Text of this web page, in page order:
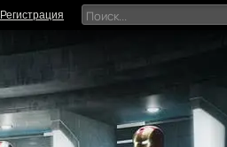
Регистрация